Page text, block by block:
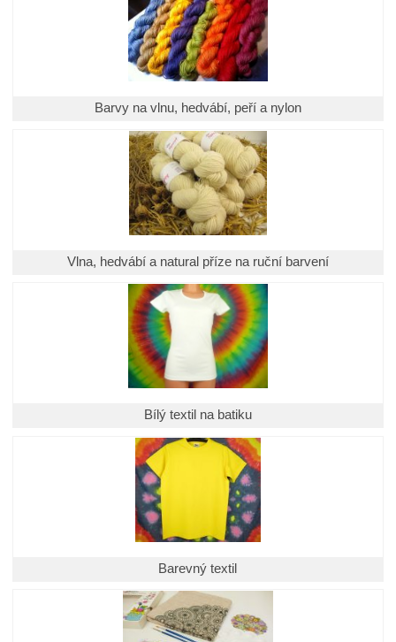
Barvy na vlnu, hedvábí, peří a nylon
Vlna, hedvábí a natural příze na ruční barvení
Bílý textil na batiku
Barevný textil